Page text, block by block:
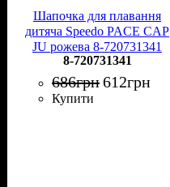
Шапочка для плавання
дитяча Speedo PACE CAP
JU рожева 8-720731341
8-720731341
686грн612грн
Купити